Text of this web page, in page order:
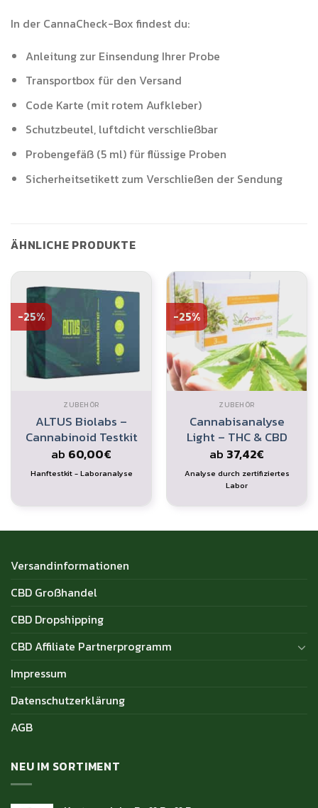
In der CannaCheck-Box findest du:
Anleitung zur Einsendung Ihrer Probe
Transportbox für den Versand
Code Karte (mit rotem Aufkleber)
Schutzbeutel, luftdicht verschließbar
Probengefäß (5 ml) für flüssige Proben
Sicherheitsetikett zum Verschließen der Sendung
ÄHNLICHE PRODUKTE
-25%
ZUBEHÖR
ALTUS Biolabs –
Cannabinoid Testkit
ab 60,00€
Hanftestkit - Laboranalyse
-25%
ZUBEHÖR
Cannabisanalyse
Light – THC & CBD
ab 37,42€
Analyse durch zertifiziertes
Labor
Versandinformationen
CBD Großhandel
CBD Dropshipping
CBD Affiliate Partnerprogramm
Impressum
Datenschutzerklärung
AGB
NEU IM SORTIMENT